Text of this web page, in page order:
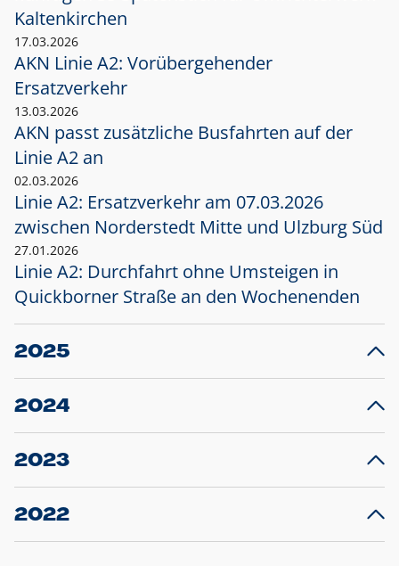
Kaltenkirchen
17.03.2026
AKN Linie A2: Vorübergehender
Ersatzverkehr
13.03.2026
AKN passt zusätzliche Busfahrten auf der
Linie A2 an
02.03.2026
Linie A2: Ersatzverkehr am 07.03.2026
zwischen Norderstedt Mitte und Ulzburg Süd
27.01.2026
Linie A2: Durchfahrt ohne Umsteigen in
Quickborner Straße an den Wochenenden
2025
23.12.2025
Projekt S5: Start der Bauarbeiten am
2024
10.12.2024
Großprojekt S5: Sperrung der Bahnstraße in
2023
20.12.2023
Schleswig-Holstein verlängert den
2022
22.12.2022